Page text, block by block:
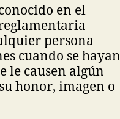
en el
persona
cuando se hayan
le causen algún
honor, imagen o